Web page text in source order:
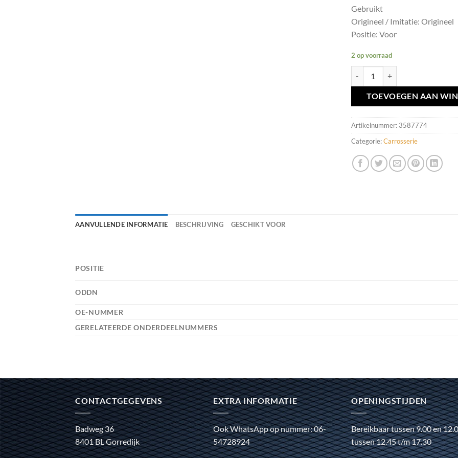
Gebruikt
Origineel / Imitatie: Origineel
Positie: Voor
2 op voorraad
TOEVOEGEN AAN
Artikelnummer: 3587774
Categorie:Carrosserie
AANVULLENDE INFORMATIE BESCHRIJVING GESCHIKT VOOR
POSITIE
ODDN
OE-NUMMER
GERELATEERDE ONDERDEELNUMMERS
CONTACTGEGEVENS
Badweg 36
8401 BL Gorredijk
EXTRA INFORMATIE
Ook WhatsApp op nummer: 06-
54728924
OPENINGSTIJDEN
Bereikbaar tussen 9.00 en
tussen 12.45 t/m 17.30